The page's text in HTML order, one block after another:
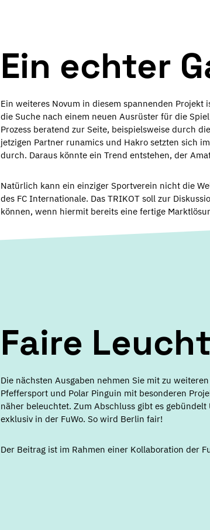
Ein echter
Ein weiteres Novum in diesem spannenden
die Suche nach einem neuen Ausrüster für die
Prozess beratend zur Seite, beispielsweise durch
jetzigen Partner runamics und Hakro setzten sich
durch. Daraus könnte ein Trend entstehen, der
Natürlich kann ein einziger Sportverein nicht die
des FC Internationale. Das TRIKOT soll zur
können, wenn hiermit bereits eine fertige
Faire
Die nächsten Ausgaben nehmen Sie mit zu
Pfeffersport und Polar Pinguin mit besonderen
näher beleuchtet. Zum Abschluss gibt es
exklusiv in der FuWo. So wird Berlin fair!
Der Beitrag ist im Rahmen einer Kollaboration der